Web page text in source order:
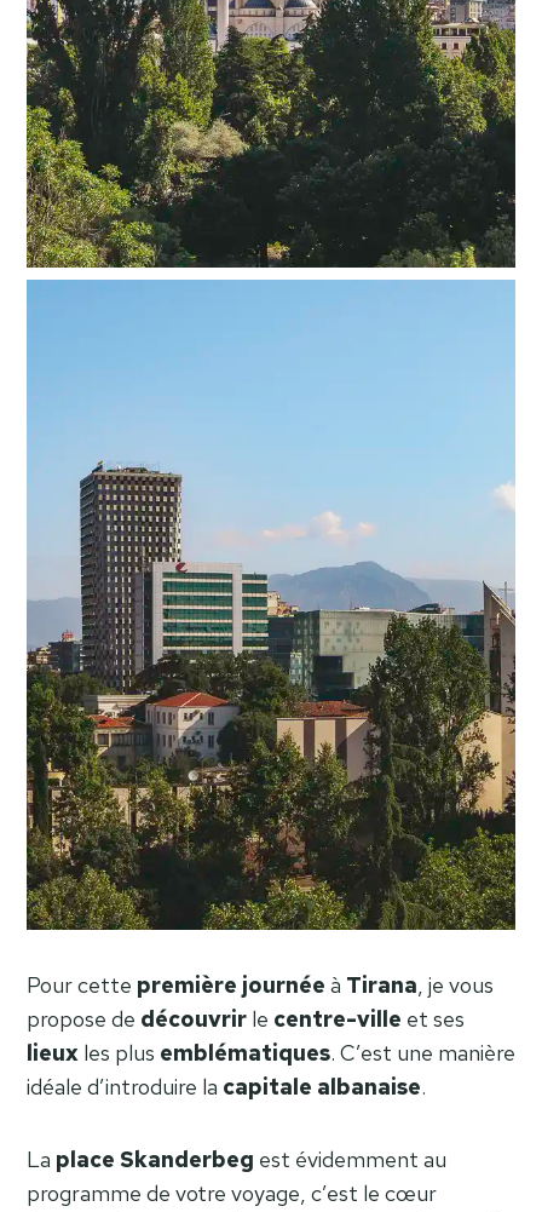
Pour cette première journée à Tirana, je vous
propose de découvrir le centre-ville et ses
lieux les plus emblématiques. C’est une manière
idéale d’introduire la capitale albanaise.
La place Skanderbeg est évidemment au
programme de votre voyage, c’est le cœur